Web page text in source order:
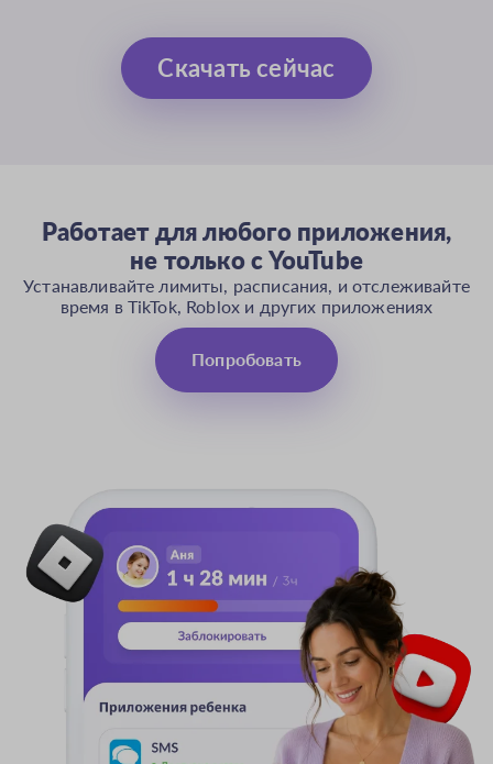
Скачать сейчас
Работает для любого приложения,
не только c YouTube
Устанавливайте лимиты, расписания, и отслеживайте
время в TikTok, Roblox и других приложениях
Попробовать